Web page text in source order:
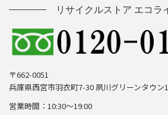
リサイクルストア エコラ
〒662-0051
兵庫県西宮市羽衣町7-30 夙川グリーンタウン
営業時間：10:30～19:00